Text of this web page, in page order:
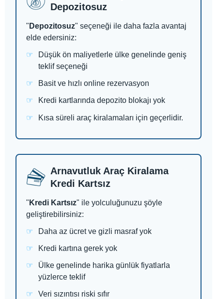
Depozitosuz
" Depozitosuz" seçeneği ile daha fazla avantaj
elde edersiniz:
Düşük ön maliyetlerle ülke genelinde geniş
teklif seçeneği
Basit ve hızlı online rezervasyon
Kredi kartlarında depozito blokajı yok
Kısa süreli araç kiralamaları için geçerlidir.
Arnavutluk Araç Kiralama
Kredi Kartsız
" Kredi Kartsız" ile yolculuğunuzu şöyle
geliştirebilirsiniz:
Daha az ücret ve gizli masraf yok
Kredi kartına gerek yok
Ülke genelinde harika günlük fiyatlarla
yüzlerce teklif
Veri sızıntısı riski sıfır